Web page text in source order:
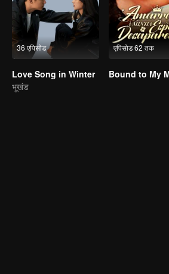
36 एपिसोड
Love Song in Winter
भूखंड
एपिसोड 62 तक